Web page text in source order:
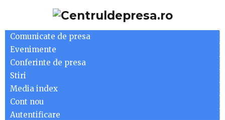
Comunicate de presa
Evenimente
Conferinte de presa
Stiri
Media index
Cont nou
Autentificare